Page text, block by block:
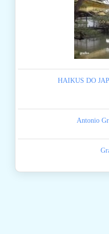
HAIKUS DO
Antonio